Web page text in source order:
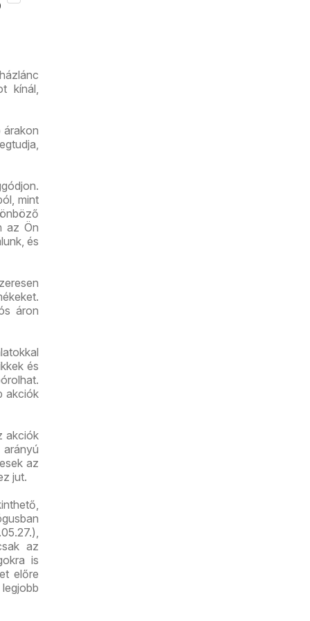
kínál,
árakon
mint
az Ön
és
áron
és
akciók
akciók
az
jut.
az
is
előre